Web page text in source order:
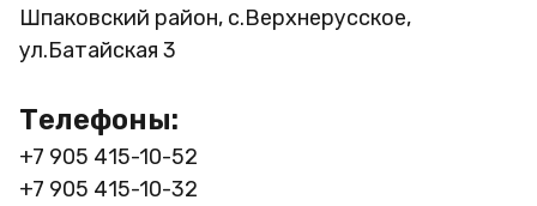
Шпаковский район, с.Верхнерусское,
ул.Батайская 3
Телефоны:
+7 905 415-10-52
+7 905 415-10-32